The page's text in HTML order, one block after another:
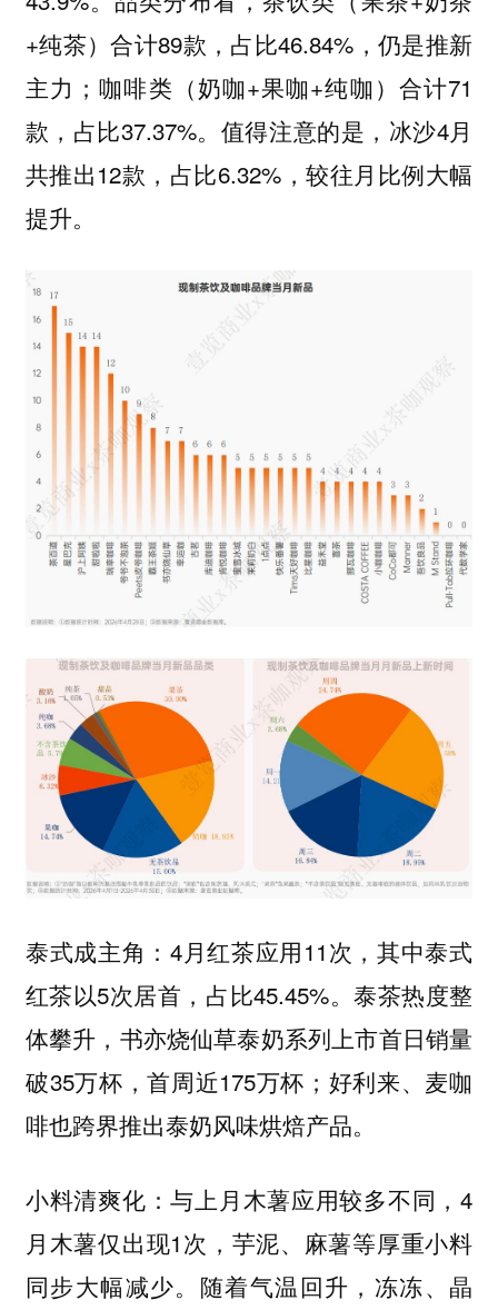
+纯茶）合计89款，占比46.84%，仍是推新
主力；咖啡类（奶咖+果咖+纯咖）合计71
款，占比37.37%。值得注意的是，冰沙4月
共推出12款，占比6.32%，较往月比例大幅
提升。
泰式成主角：4月红茶应用11次，其中泰式
红茶以5次居首，占比45.45%。泰茶热度整
体攀升，书亦烧仙草泰奶系列上市首日销量
破35万杯，首周近175万杯；好利来、麦咖
啡也跨界推出泰奶风味烘焙产品。
小料清爽化：与上月木薯应用较多不同，4
月木薯仅出现1次，芋泥、麻薯等厚重小料
同步大幅减少。随着气温回升，冻冻、晶